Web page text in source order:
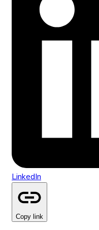
LinkedIn
Copy link